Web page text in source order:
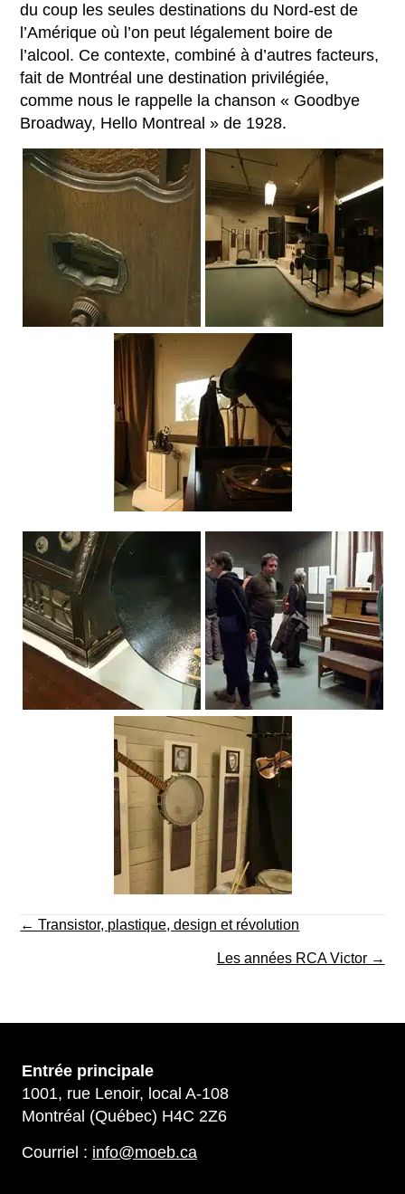
du coup les seules destinations du Nord-est de
l’Amérique où l’on peut légalement boire de
l’alcool. Ce contexte, combiné à d’autres facteurs,
fait de Montréal une destination privilégiée,
comme nous le rappelle la chanson « Goodbye
Broadway, Hello Montreal » de 1928.
Posts
← Transistor, plastique, design et révolution
Les années RCA Victor →
Entrée principale
1001, rue Lenoir, local A-108
Montréal (Québec) H4C 2Z6
Courriel : info@moeb.ca